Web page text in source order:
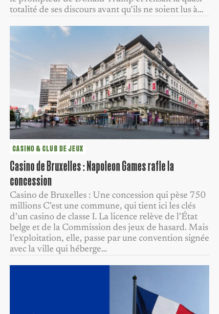
totalité de ses discours avant qu’ils ne soient lus à…
CASINO & CLUB DE JEUX
Casino de Bruxelles : Napoleon Games rafle la
concession
Casino de Bruxelles : Une concession qui pèse 750
millions C’est une commune, qui tient ici les clés
d’un casino de classe I. La licence relève de l’État
belge et de la Commission des jeux de hasard. Mais
l’exploitation, elle, passe par une convention signée
avec la ville qui héberge…